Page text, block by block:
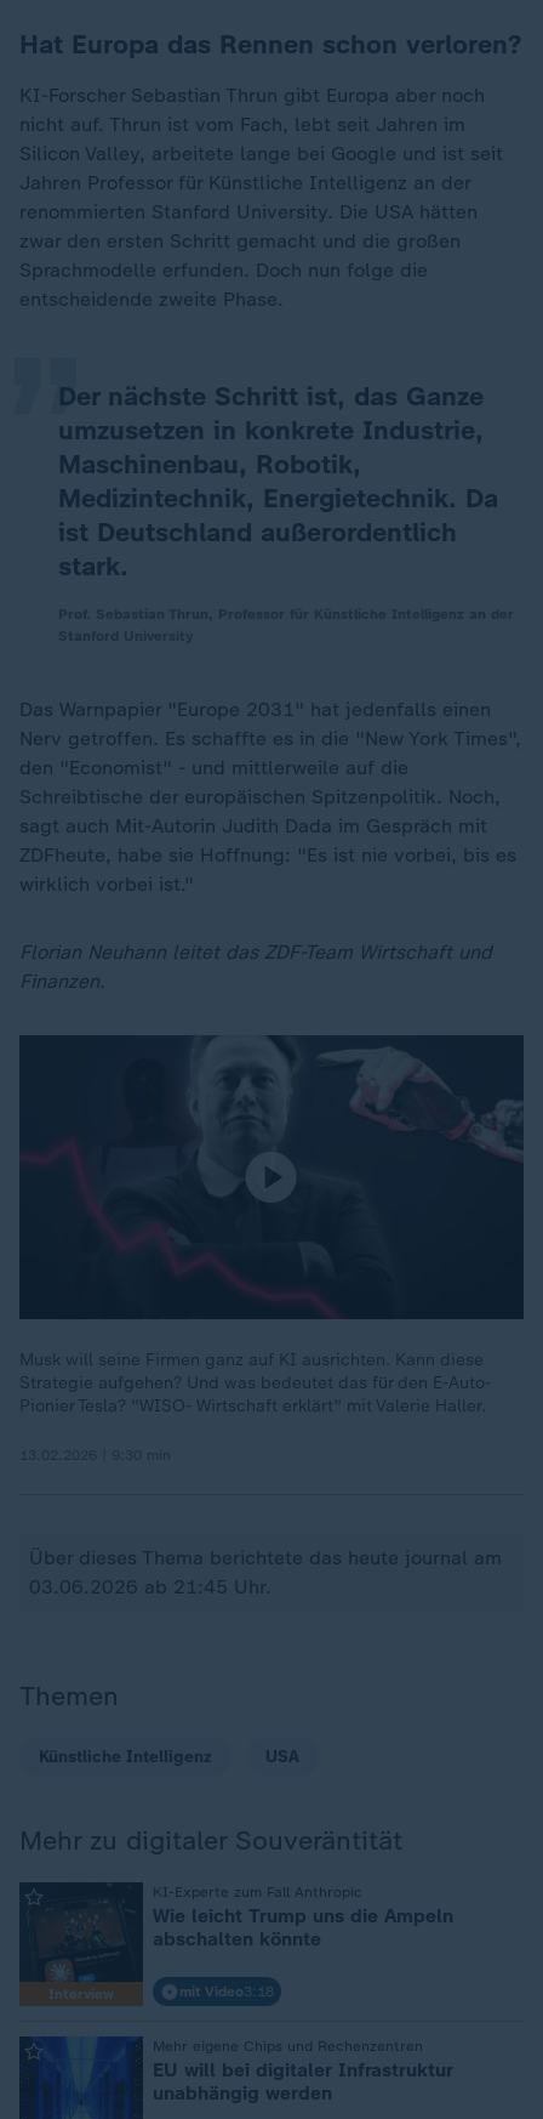
Hat Europa das Rennen schon verloren?
KI-Forscher Sebastian Thrun gibt Europa aber noch
nicht auf. Thrun ist vom Fach, lebt seit Jahren im
Silicon Valley, arbeitete lange bei Google und ist seit
Jahren Professor für Künstliche Intelligenz an der
renommierten Stanford University. Die USA hätten
zwar den ersten Schritt gemacht und die großen
Sprachmodelle erfunden. Doch nun folge die
entscheidende zweite Phase.
Der nächste Schritt ist, das Ganze
umzusetzen in konkrete Industrie,
Maschinenbau, Robotik,
Medizintechnik, Energietechnik. Da
ist Deutschland außerordentlich
stark.
„
Das Warnpapier "Europe 2031" hat jedenfalls einen
Nerv getroffen. Es schaffte es in die "New York Times",
den "Economist" - und mittlerweile auf die
Schreibtische der europäischen Spitzenpolitik. Noch,
sagt auch Mit-Autorin Judith Dada im Gespräch mit
ZDFheute, habe sie Hoffnung: "Es ist nie vorbei, bis es
wirklich vorbei ist."
Florian Neuhann leitet das ZDF-Team Wirtschaft und
Finanzen.
Musk will seine Firmen ganz auf KI ausrichten. Kann diese
Strategie aufgehen? Und was bedeutet das für den E-Auto-
Pionier Tesla? "WISO- Wirtschaft erklärt" mit Valerie Haller.
Über dieses Thema berichtete das heute journal am
03.06.2026 ab 21:45 Uhr.
Themen
Künstliche Intelligenz USA
Mehr zu digitaler Souveräntität
Interview
KI-Experte zum Fall Anthropic
Wie leicht Trump uns die Ampeln
abschalten könnte
mit Video3:18
Mehr eigene Chips und Rechenzentren
EU will bei digitaler Infrastruktur
unabhängig werden